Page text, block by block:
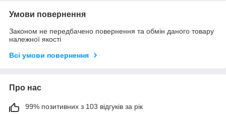
Умови повернення
Законом не передбачено повернення та обмін даного товару
належної якості
Всі умови повернення
Про нас
99% позитивних з 103 відгуків за рік